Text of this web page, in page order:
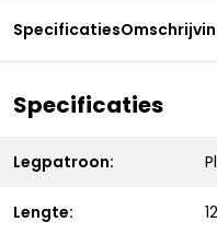
Specificaties
Specificaties
Legpatroon:
Lengte: